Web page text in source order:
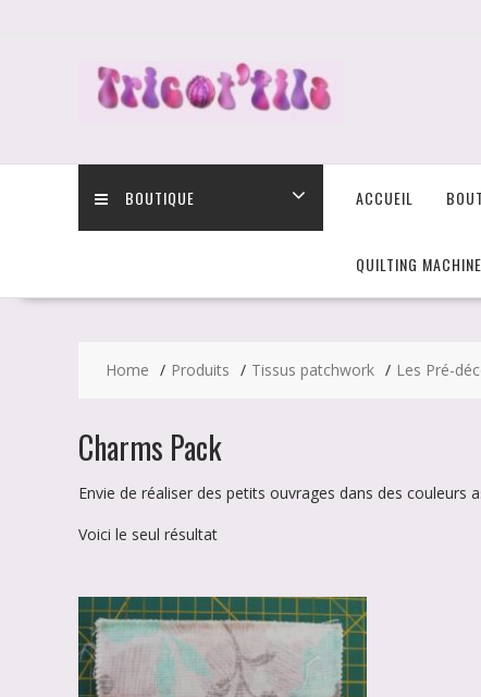
BOUTIQUE ACCUEIL
QUILTING
Home Produits Tissus patchwork Les Pré-
Charms Pack
Envie de réaliser des petits ouvrages dans des couleurs
Voici le seul résultat